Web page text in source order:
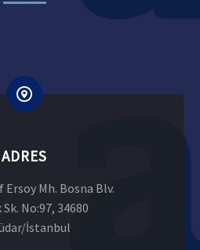
ADRES
Mh. Bosna Blv.
No:97, 34680
İstanbul